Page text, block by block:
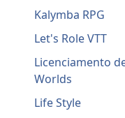
Kalymba RPG
Let's Role VTT
Licenciamento
Worlds
Life Style